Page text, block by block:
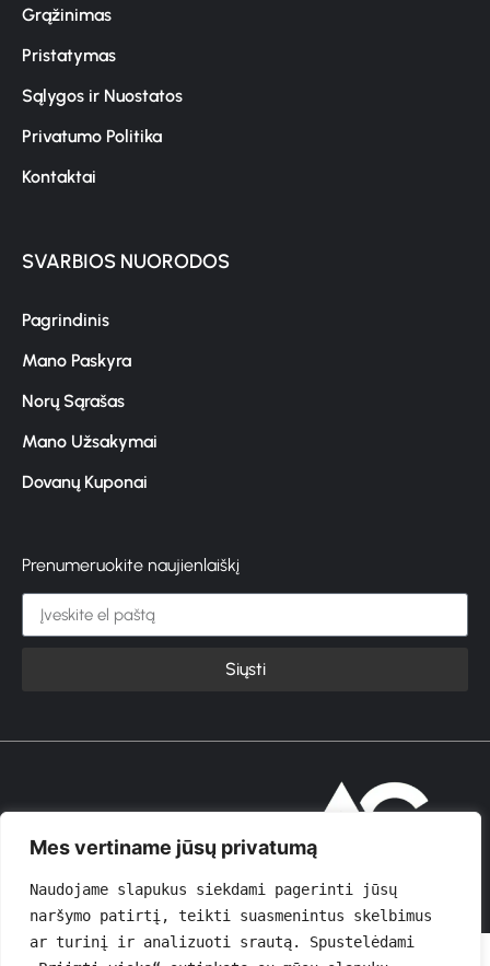
Mes vertiname jūsų privatumą
Naudojame slapukus siekdami pagerinti jūsų
naršymo patirtį, teikti suasmenintus skelbimus
ar turinį ir analizuoti srautą. Spustelėdami
Grąžinimas
Pristatymas
Sąlygos ir Nuostatos
Privatumo Politika
Kontaktai
SVARBIOS NUORODOS
Pagrindinis
Mano Paskyra
Norų Sąrašas
Mano Užsakymai
Dovanų Kuponai
Prenumeruokite naujienlaiškį
Siųsti
© 2026 GROŽIOVITA